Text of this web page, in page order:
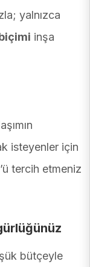
yalnızca
inşa
isteyenler için
tercih etmeniz
bütçeyle